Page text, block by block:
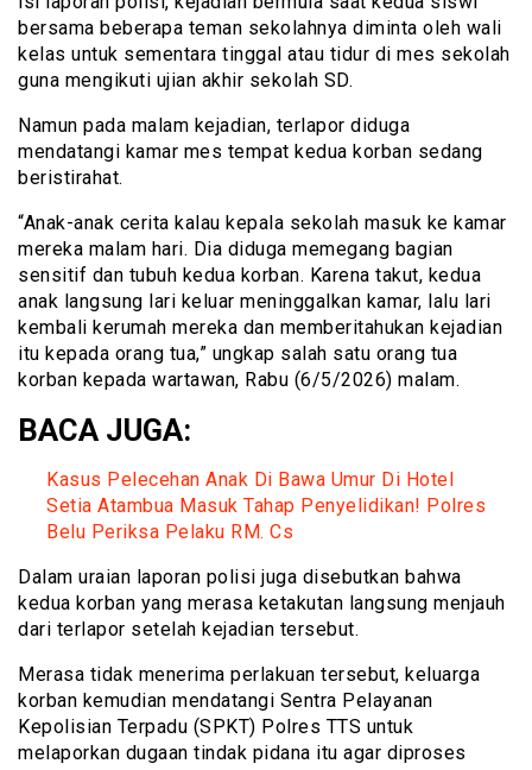
bersama beberapa teman sekolahnya diminta oleh wali
kelas untuk sementara tinggal atau tidur di mes sekolah
guna mengikuti ujian akhir sekolah SD.
Namun pada malam kejadian, terlapor diduga
mendatangi kamar mes tempat kedua korban sedang
beristirahat.
“Anak-anak cerita kalau kepala sekolah masuk ke kamar
mereka malam hari. Dia diduga memegang bagian
sensitif dan tubuh kedua korban. Karena takut, kedua
anak langsung lari keluar meninggalkan kamar, lalu lari
kembali kerumah mereka dan memberitahukan kejadian
itu kepada orang tua,” ungkap salah satu orang tua
korban kepada wartawan, Rabu (6/5/2026) malam.
BACA JUGA:
Kasus Pelecehan Anak Di Bawa Umur Di Hotel
Setia Atambua Masuk Tahap Penyelidikan! Polres
Belu Periksa Pelaku RM. Cs
Dalam uraian laporan polisi juga disebutkan bahwa
kedua korban yang merasa ketakutan langsung menjauh
dari terlapor setelah kejadian tersebut.
Merasa tidak menerima perlakuan tersebut, keluarga
korban kemudian mendatangi Sentra Pelayanan
Kepolisian Terpadu (SPKT) Polres TTS untuk
melaporkan dugaan tindak pidana itu agar diproses